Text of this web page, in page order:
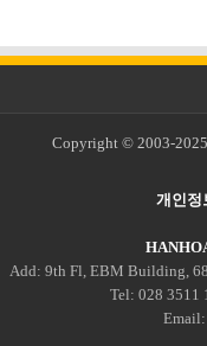
Copyright © 2003-2025
개인정
Add: 9th Fl, EBM Building,
Tel: 028 3511